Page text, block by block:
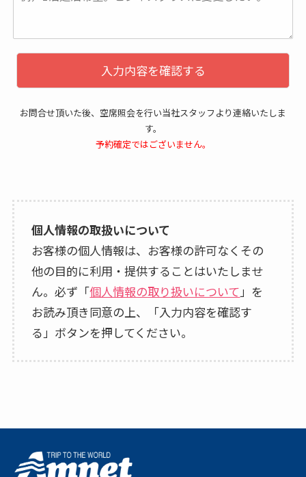
入力内容を確認する
お問合せ頂いた後、空席照会を行い当社スタッフより連絡いたしま
す。
予約確定ではございません。
個人情報の取扱いについて
お客様の個人情報は、お客様の許可なくその
他の目的に利用・提供することはいたしませ
ん。必ず「個人情報の取り扱いについて 」を
お読み頂き同意の上、「入力内容を確認す
る」ボタンを押してください。